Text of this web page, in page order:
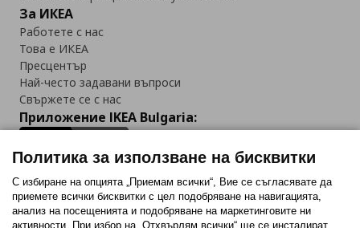
За ИКЕА
Работете с нас
Това е ИКЕА
Пресцентър
Най-често задавани въпроси
Свържете се с нас
Приложение IKEA Bulgaria:
Последвайте ни:
Политика за използване на бисквитки
С избиране на опцията „Приемам всички“, Вие се съгласявате да
приемете всички бисквитки с цел подобряване на навигацията,
анализ на посещенията и подобряване на маркетинговите ни
активности. При избор на „Отхвърлям всички“ ще се инсталират